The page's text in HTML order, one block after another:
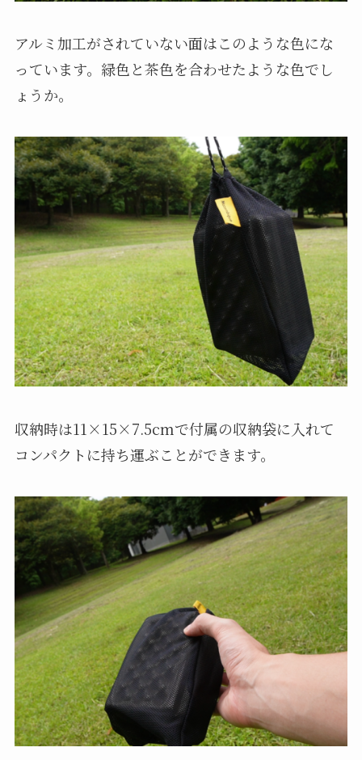
アルミ加工がされていない面はこのような色にな
っています。緑色と茶色を合わせたような色でし
ょうか。
収納時は11×15×7.5cmで付属の収納袋に入れて
コンパクトに持ち運ぶことができます。